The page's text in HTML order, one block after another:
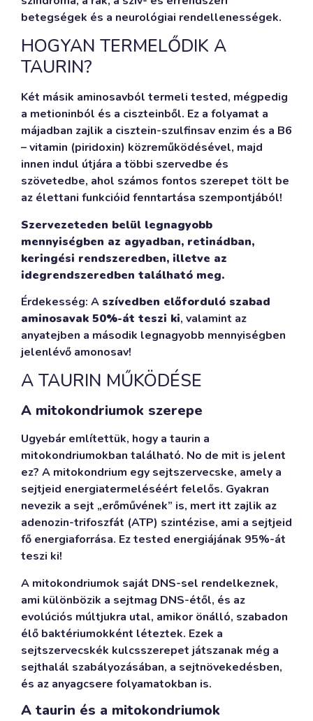
betegségek és a neurológiai rendellenességek.
HOGYAN TERMELŐDIK A
TAURIN?
Két másik aminosavból termeli tested, mégpedig
a metioninból és a ciszteinből. Ez a folyamat a
májadban zajlik a cisztein-szulfinsav enzim és a B6
– vitamin (piridoxin) közreműködésével, majd
innen indul útjára a többi szervedbe és
szövetedbe, ahol számos fontos szerepet tölt be
az élettani funkcióid fenntartása szempontjából!
Szervezeteden belül legnagyobb
mennyiségben az agyadban, retinádban,
keringési rendszeredben, illetve az
idegrendszeredben található meg.
Érdekesség: A szívedben előforduló szabad
aminosavak 50%-át teszi ki, valamint az
anyatejben a második legnagyobb mennyiségben
jelenlévő amonosav!
A TAURIN MŰKÖDÉSE
A mitokondriumok szerepe
Ugyebár említettük, hogy a taurin a
mitokondriumokban található. No de mit is jelent
ez? A mitokondrium egy sejtszervecske, amely a
sejtjeid energiatermeléséért felelős. Gyakran
nevezik a sejt „erőművének” is, mert itt zajlik az
adenozin-trifoszfát (ATP) szintézise, ami a sejtjeid
fő energiaforrása. Ez tested energiájának 95%-át
teszi ki!
A mitokondriumok saját DNS-sel rendelkeznek,
ami különbözik a sejtmag DNS-étől, és az
evolúciós múltjukra utal, amikor önálló, szabadon
élő baktériumokként léteztek. Ezek a
sejtszervecskék kulcsszerepet játszanak még a
sejthalál szabályozásában, a sejtnövekedésben,
és az anyagcsere folyamatokban is.
A taurin és a mitokondriumok